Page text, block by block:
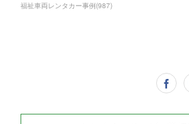
福祉車両レンタカー事例(987)